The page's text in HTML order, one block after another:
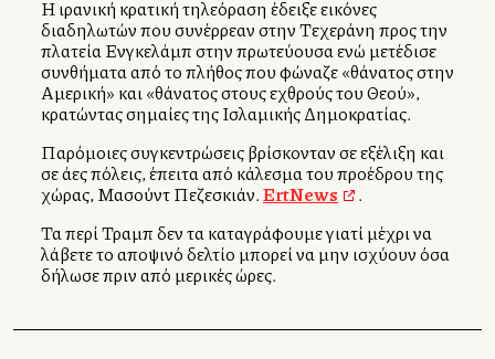
Η ιρανική κρατική τηλεόραση έδειξε εικόνες
διαδηλωτών που συνέρρεαν στην Τεχεράνη προς την
πλατεία Ενγκελάμπ στην πρωτεύουσα ενώ μετέδισε
συνθήματα από το πλήθος που φώναζε «θάνατος στην
Αμερική» και «θάνατος στους εχθρούς του Θεού»,
κρατώντας σημαίες της Ισλαμικής Δημοκρατίας.
Παρόμοιες συγκεντρώσεις βρίσκονταν σε εξέλιξη και
σε άλλες πόλεις, έπειτα από κάλεσμα του προέδρου της
χώρας, Μασούντ Πεζεσκιάν.ErtNews
.
Τα περί Τραμπ δεν τα καταγράφουμε γιατί μέχρι να
λάβετε το αποψινό δελτίο μπορεί να μην ισχύουν όσα
δήλωσε πριν από μερικές ώρες.